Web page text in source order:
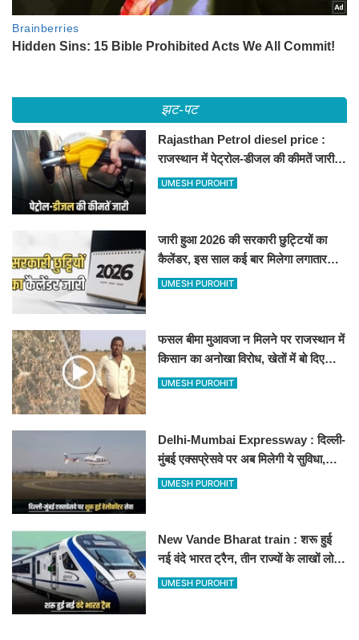
झट-पट
Rajasthan Petrol diesel price :
राजस्थान में पेट्रोल-डीजल की कीमतें जारी,
जानिए बीकानेर समेत पुरे प्रदेश में नए रेट
UMESH PUROHIT
जारी हुआ 2026 की सरकारी छुट्टियों का
कैलेंडर, इस साल कई बार मिलेगा लगातार
अवकाश, देखें
UMESH PUROHIT
फसल बीमा मुआवजा न मिलने पर राजस्थान में
किसान का अनोखा विरोध, खेतों में बो दिए
500-500 रुपए के नोट, वीडियो वायरल
UMESH PUROHIT
Delhi-Mumbai Expressway : दिल्ली-
मुंबई एक्सप्रेसवे पर अब मिलेगी ये सुविधा,
हेलीकॉप्टर सर्विस से तुरंत घायल पहुंचेगा
UMESH PUROHIT
New Vande Bharat train : शरू हुई
नई वंदे भारत ट्रैन, तीन राज्यों के लाखों लोगों
का सफर होगा आसान, देखें पूरा रूटमैप
UMESH PUROHIT